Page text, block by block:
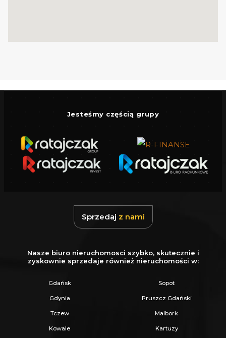
prowadzi drogą prywatną, utwardzoną
Część działki obejmuje pas zieleni
stwarza doskonałą przestrzeń na ogród, altanę
lub prywatną strefę relaksu z widokiem na
naturę. Widoczna na planach linia
ograniczająca zabudowę przebiega w jej
parametry zabudowy:
- zabudowa mieszkaniowa jednorodzinna oraz
usługi (w dowolnych proporcjach na działce)
Wysokość zabudowy:
- domy mieszkalne: 1-2 kondygnacje, maks. 9
Jesteśmy częścią grupy
Sprzedaj z nami
Nasze biuro nieruchomosci szybko, skutecznie i
zyskownie sprzedaje również nieruchomości w:
Gdańsk Sopot
Gdynia Pruszcz Gdański
Tczew Malbork
Kowale Kartuzy